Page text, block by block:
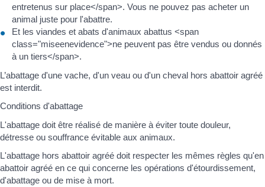
entretenus sur place</span>. Vous ne pouvez pas acheter un
animal juste pour l'abattre.
Et les viandes et abats d'animaux abattus <span
class="miseenevidence">ne peuvent pas être vendus ou donnés
à un tiers</span>.
L’abattage d'une vache, d'un veau ou d'un cheval hors abattoir agréé
est interdit.
Conditions d'abattage
L'abattage doit être réalisé de manière à éviter toute douleur,
détresse ou souffrance évitable aux animaux.
L'abattage hors abattoir agréé doit respecter les mêmes règles qu'en
abattoir agréé en ce qui concerne les opérations d'étourdissement,
d'abattage ou de mise à mort.